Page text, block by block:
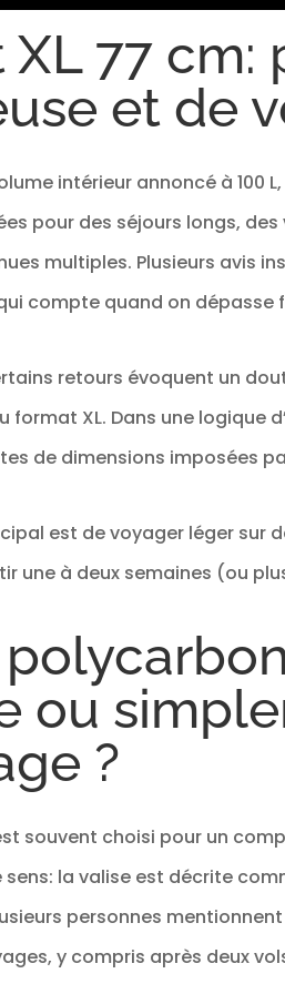
l'espace
XL 77
et de
intérieur annoncé à 100
pour des séjours longs,
multiples. Plusieurs avis
compte quand on dépasse
retours évoquent un
format XL. Dans une
de dimensions imposées
est de voyager léger sur
une à deux semaines (ou
ou
?
souvent choisi pour un
la valise est décrite
personnes
y compris après deux